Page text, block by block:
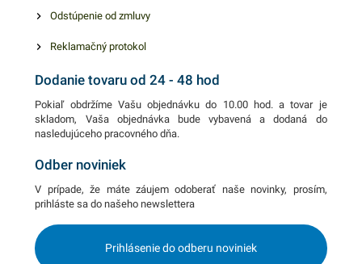
Odstúpenie od zmluvy
Reklamačný protokol
Dodanie tovaru od 24 - 48 hod
Pokiaľ obdržíme Vašu objednávku do 10.00 hod. a tovar je
skladom, Vaša objednávka bude vybavená a dodaná do
nasledujúceho pracovného dňa.
Odber noviniek
V prípade, že máte záujem odoberať naše novinky, prosím,
prihláste sa do našeho newslettera
Prihlásenie do odberu noviniek